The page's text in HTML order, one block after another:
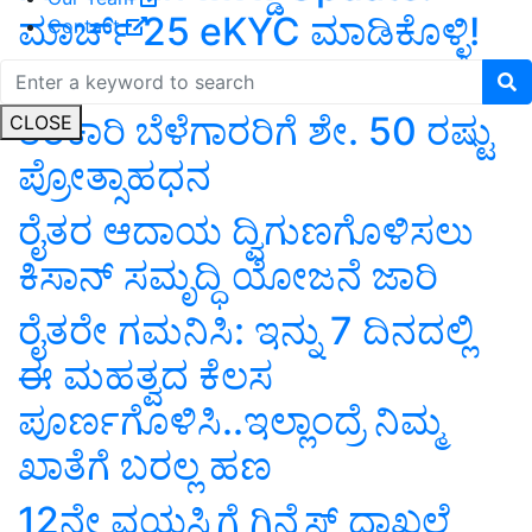
Contact
CLOSE
ಮಾರ್ಚ್ 25 eKYC ಮಾಡಿಕೊಳ್ಳಿ!
11ನೇ ಕಂತು ಸಿಗೋದಿಲ್ಲ!
ತರಕಾರಿ ಬೆಳೆಗಾರರಿಗೆ ಶೇ. 50 ರಷ್ಟು
ಪ್ರೋತ್ಸಾಹಧನ
ರೈತರ ಆದಾಯ ದ್ವಿಗುಣಗೊಳಿಸಲು
ಕಿಸಾನ್ ಸಮೃದ್ಧಿ ಯೋಜನೆ ಜಾರಿ
ರೈತರೇ ಗಮನಿಸಿ: ಇನ್ನು 7 ದಿನದಲ್ಲಿ
ಈ ಮಹತ್ವದ ಕೆಲಸ
ಪೂರ್ಣಗೊಳಿಸಿ..ಇಲ್ಲಾಂದ್ರೆ ನಿಮ್ಮ
ಖಾತೆಗೆ ಬರಲ್ಲ ಹಣ
12ನೇ ವಯಸ್ಸಿಗೆ ಗಿನ್ನೆಸ್‌ ದಾಖಲೆ